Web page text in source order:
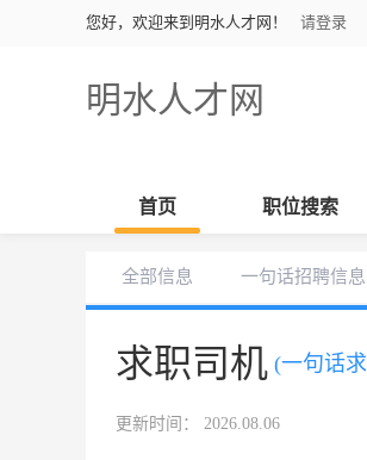
您好，欢迎来到明水人才网！ 请登录
明水人才网
首页 职位搜索
全部信息 一句话招聘信息
求职司机 (一句话
更新时间： 2026.08.06